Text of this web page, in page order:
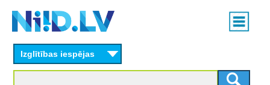
content
Main
menu
Izglītības iespējas